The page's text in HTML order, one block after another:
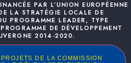
PAR L’UNION EUROPÉENNE
LA STRATÉGIE LOCALE DE
PROGRAMME LEADER, TYPE
DE DÉVELOPPEMENT
2014-2020.
DE LA COMMISSION